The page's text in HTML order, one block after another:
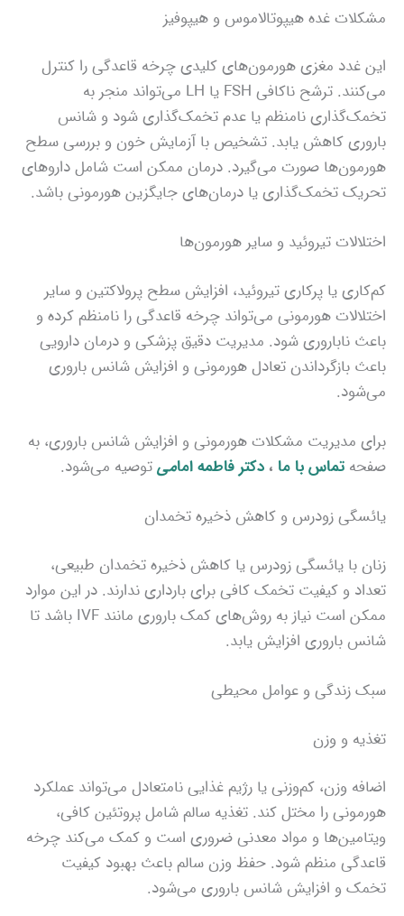
مشکلات غده هیپوتالاموس و هیپوفیز
این غدد مغزی هورمون‌های کلیدی چرخه قاعدگی را کنترل
می‌کنند. ترشح ناکافی FSH یا LH می‌تواند منجر به
تخمک‌گذاری نامنظم یا عدم تخمک‌گذاری شود و شانس
باروری کاهش یابد. تشخیص با آزمایش خون و بررسی سطح
هورمون‌ها صورت می‌گیرد. درمان ممکن است شامل داروهای
تحریک تخمک‌گذاری یا درمان‌های جایگزین هورمونی باشد.
اختلالات تیروئید و سایر هورمون‌ها
کم‌کاری یا پرکاری تیروئید، افزایش سطح پرولاکتین و سایر
اختلالات هورمونی می‌تواند چرخه قاعدگی را نامنظم کرده و
باعث ناباروری شود. مدیریت دقیق پزشکی و درمان دارویی
باعث بازگرداندن تعادل هورمونی و افزایش شانس باروری
می‌شود.
برای مدیریت مشکلات هورمونی و افزایش شانس باروری، به
صفحه تماس با ما ، دکتر فاطمه امامیتوصیه می‌شود.
یائسگی زودرس و کاهش ذخیره تخمدان
زنان با یائسگی زودرس یا کاهش ذخیره تخمدان طبیعی،
تعداد و کیفیت تخمک کافی برای بارداری ندارند. در این موارد
ممکن است نیاز به روش‌های کمک باروری مانند IVF باشد تا
شانس باروری افزایش یابد.
سبک زندگی و عوامل محیطی
تغذیه و وزن
اضافه وزن، کم‌وزنی یا رژیم غذایی نامتعادل می‌تواند عملکرد
هورمونی را مختل کند. تغذیه سالم شامل پروتئین کافی،
ویتامین‌ها و مواد معدنی ضروری است و کمک می‌کند چرخه
قاعدگی منظم شود. حفظ وزن سالم باعث بهبود کیفیت
تخمک و افزایش شانس باروری می‌شود.